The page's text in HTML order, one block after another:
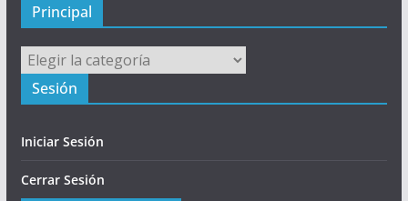
Principal
Principal
Sesión
Iniciar Sesión
Cerrar Sesión